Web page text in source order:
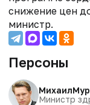
снижение цен
министр.
Персоны
Михаил
Министр